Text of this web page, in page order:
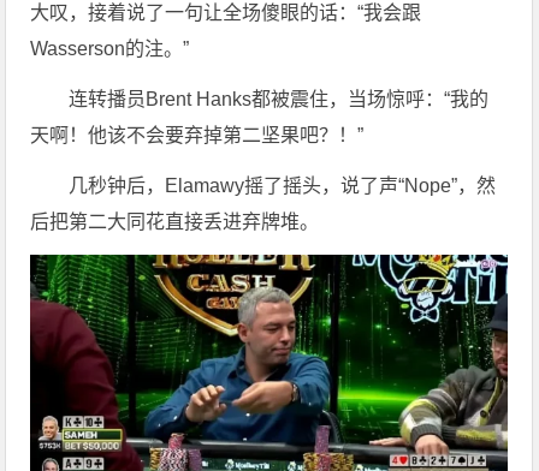
大叹，接着说了一句让全场傻眼的话：“我会跟
Wasserson的注。”
连转播员Brent Hanks都被震住，当场惊呼：“我的
天啊！他该不会要弃掉第二坚果吧？！”
几秒钟后，Elamawy摇了摇头，说了声“Nope”，然
后把第二大同花直接丢进弃牌堆。